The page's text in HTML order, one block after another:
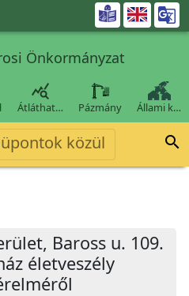

Önkormányzat

Átláthat… Pázmány Állami k…
közül 
Baross u. 109.
életveszély